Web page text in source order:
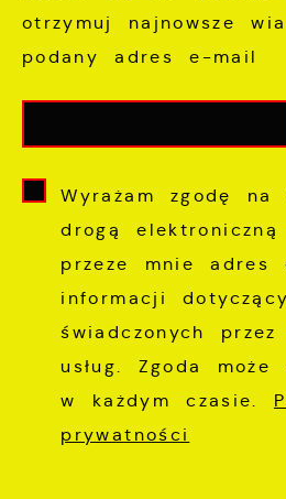
otrzymuj najnowsze
podany adres e-mail
Wyrażam zgodę na
drogą elektroniczną
przeze mnie adres
informacji
świadczonych
usług. Zgoda
w każdym czasie.
prywatności